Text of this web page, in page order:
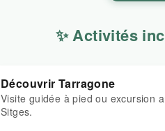
✨ Activités
Découvrir Tarragone
Visite guidée à pied ou excursion
Sitges.